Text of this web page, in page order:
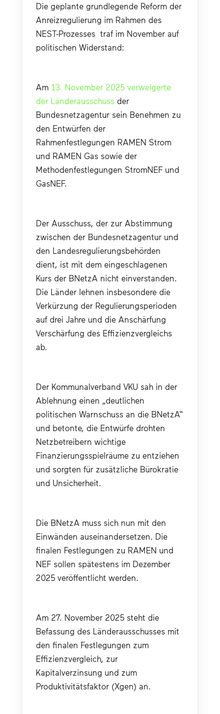
Die geplante grundlegende Reform der
Anreizregulierung im Rahmen des
NEST-Prozesses  traf im November auf
politischen Widerstand:
Am 13. November 2025 verweigerte
der Länderausschuss der
Bundesnetzagentur sein Benehmen zu
den Entwürfen der
Rahmenfestlegungen RAMEN Strom
und RAMEN Gas sowie der
Methodenfestlegungen StromNEF und
GasNEF.
Der Ausschuss, der zur Abstimmung
zwischen der Bundesnetzagentur und
den Landesregulierungsbehörden
dient, ist mit dem eingeschlagenen
Kurs der BNetzA nicht einverstanden.
Die Länder lehnen insbesondere die
Verkürzung der Regulierungsperioden
auf drei Jahre und die
Verschärfung des Effizienzvergleichs
ab.
Der Kommunalverband VKU sah in der
Ablehnung einen „deutlichen
politischen Warnschuss an die BNetzA“
und betonte, die Entwürfe drohten
Netzbetreibern wichtige
Finanzierungsspielräume zu entziehen
und sorgten für zusätzliche Bürokratie
und Unsicherheit.
Die BNetzA muss sich nun mit den
Einwänden auseinandersetzen. Die
finalen Festlegungen zu RAMEN und
NEF sollen spätestens im Dezember
2025 veröffentlicht werden.
Am 27. November 2025 steht die
Befassung des Länderausschusses mit
den finalen Festlegungen zum
Effizienzvergleich, zur
Kapitalverzinsung und zum
Produktivitätsfaktor (Xgen) an.